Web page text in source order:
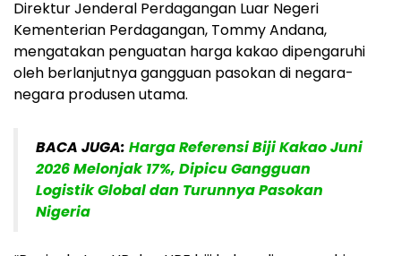
Direktur Jenderal Perdagangan Luar Negeri
Kementerian Perdagangan, Tommy Andana,
mengatakan penguatan harga kakao dipengaruhi
oleh berlanjutnya gangguan pasokan di negara-
negara produsen utama.
BACA JUGA: Harga Referensi Biji Kakao Juni
2026 Melonjak 17%, Dipicu Gangguan
Logistik Global dan Turunnya Pasokan
Nigeria